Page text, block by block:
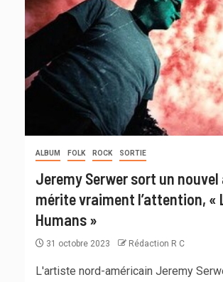
ALBUM FOLK ROCK SORTIE
Jeremy Serwer sort un
mérite vraiment l’attention, «
Humans »
31 octobre 2023 Rédaction R C
L'artiste nord-américain Jeremy